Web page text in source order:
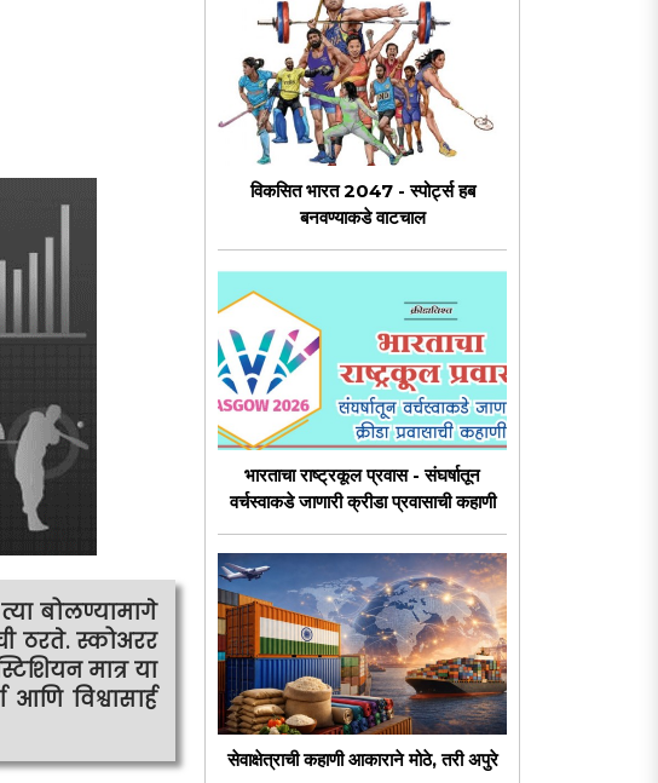
बोलण्यामागे
ठरते. स्कोअरर
मात्र या
विश्वासार्ह
विकसित भारत 2047 - स्पोर्ट्स हब
बनवण्याकडे वाटचाल
भारताचा राष्ट्रकूल प्रवास - संघर्षातून
वर्चस्वाकडे जाणारी क्रीडा प्रवासाची कहाणी
सेवाक्षेत्राची कहाणी आकाराने मोठे, तरी अपुरे